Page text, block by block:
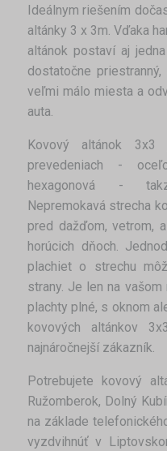
Ideálnym riešením
altánky 3 x 3m. Vďaka
altánok postaví aj
dostatočne
veľmi málo miesta a
auta.
Kovový altánok
prevedeniach -
hexagonová -
Nepremokavá strecha
pred dažďom, vetrom,
horúcich dňoch.
plachiet o strechu
strany. Je len na
plachty plné, s oknom
kovových altánkov
najnáročnejší zákazník.
Potrebujete kovový
Ružomberok, Dolný
na základe
vyzdvihnúť v